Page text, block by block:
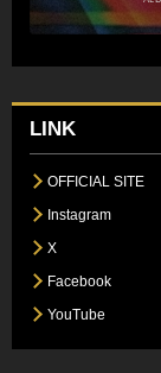
LINK
OFFICIAL SITE
Instagram
X
Facebook
YouTube